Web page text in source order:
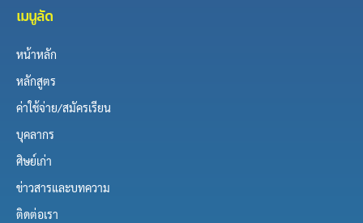
เมนูลัด
หน้าหลัก
หลักสูตร
ค่าใช้จ่าย/สมัครเรียน
บุคลากร
ศิษย์เก่า
ข่าวสารและบทความ
ติดต่อเรา